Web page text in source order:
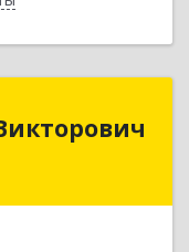
р-н, Холмск